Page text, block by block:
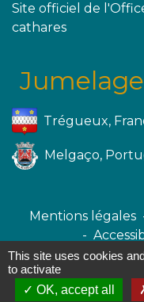
Site officiel de
cathares
Trégueux,
Melgaço,
Mentions légales
-
Site créé en
This site uses cookies
to activate
OK, accept all